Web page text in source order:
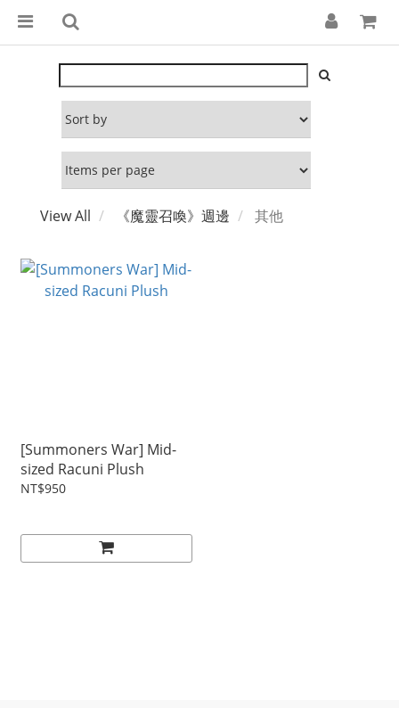
View All 《魔靈召喚》週邊 其他
[Summoners War] Mid-
sized Racuni Plush
NT$950